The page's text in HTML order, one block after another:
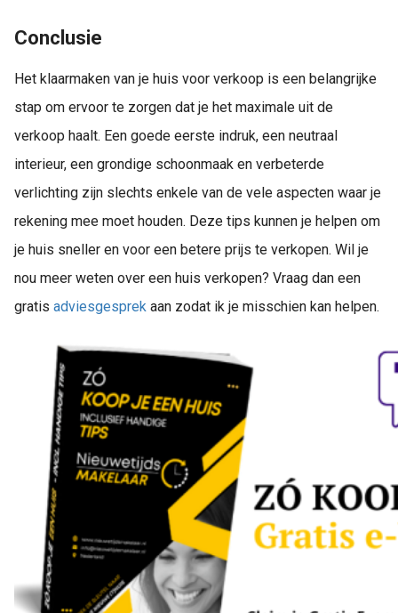
Conclusie
Het klaarmaken van je huis voor verkoop is een belangrijke
stap om ervoor te zorgen dat je het maximale uit de
verkoop haalt. Een goede eerste indruk, een neutraal
interieur, een grondige schoonmaak en verbeterde
verlichting zijn slechts enkele van de vele aspecten waar je
rekening mee moet houden. Deze tips kunnen je helpen om
je huis sneller en voor een betere prijs te verkopen. Wil je
nou meer weten over een huis verkopen? Vraag dan een
gratis adviesgesprek aan zodat ik je misschien kan helpen.